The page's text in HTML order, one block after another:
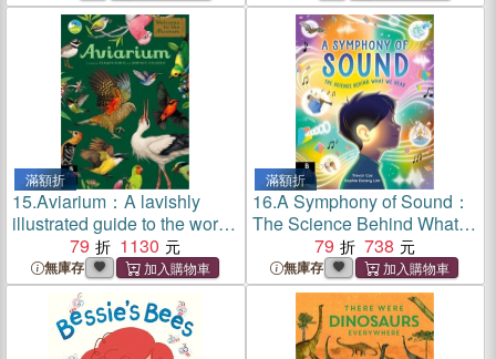
滿額折
15.Aviarium：A lavishly
illustrated guide to the world
of birds in the bestselling
Welcome to the Museum
series
79 1130
無庫存
滿額折
16.A Symphony of Sound：
The Science Behind What
We Hear79 738
無庫存